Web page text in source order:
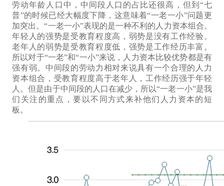
劳动年龄人口中， 中间段人口的占比还很高，但到“七
普”的时候已经大幅度下降，这意味着“一老一小”问题更
加突出。“一老一小”表现的是一种不利 的人力资本组合。
年轻人的强势是受教育程度高，弱势是没有工作经验。
老年人的弱势是受教育程度低，强势是工作经历丰富。
所以对于“一老”和“一小”来说，
人力资本比较优势都是有
强有弱。中间段的劳动力相对来说具有一个合理的 人力
资本组合，受教育程度高于老年人，工作经历强于年轻
人。但是由于中间段的人口在减少，所以“一老一小”是我
们关注的重点，要以不同方式来补他们人力资本的短
板。